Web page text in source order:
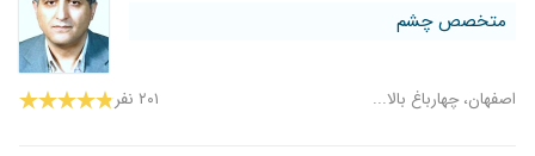
متخصص چشم
اصفهان، چهارباغ بالا... ۲۰۱ نفر